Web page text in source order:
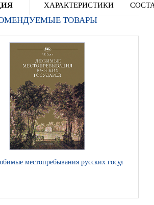
ХАРАКТЕРИСТИКИ
ТОВАРЫ
местопребывания русских государей